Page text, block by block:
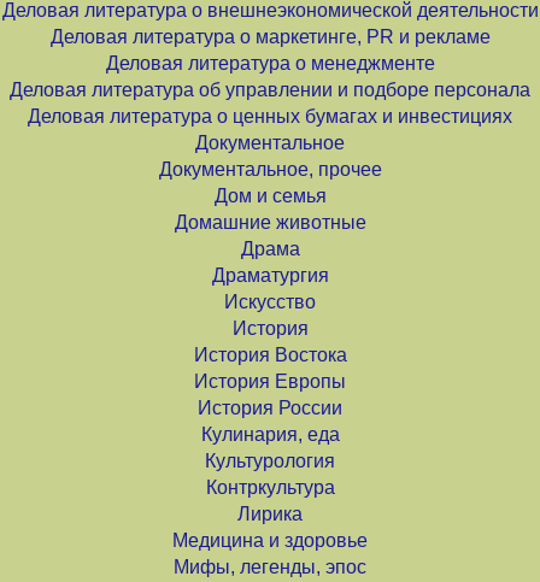
Деловая литература о внешнеэкономической деятельности
Деловая литература о маркетинге, PR и рекламе
Деловая литература о менеджменте
Деловая литература об управлении и подборе персонала
Деловая литература о ценных бумагах и инвестициях
Документальное
Документальное, прочее
Дом и семья
Домашние животные
Драма
Драматургия
Искусство
История
История Востока
История Европы
История России
Кулинария, еда
Культурология
Контркультура
Лирика
Медицина и здоровье
Мифы, легенды, эпос